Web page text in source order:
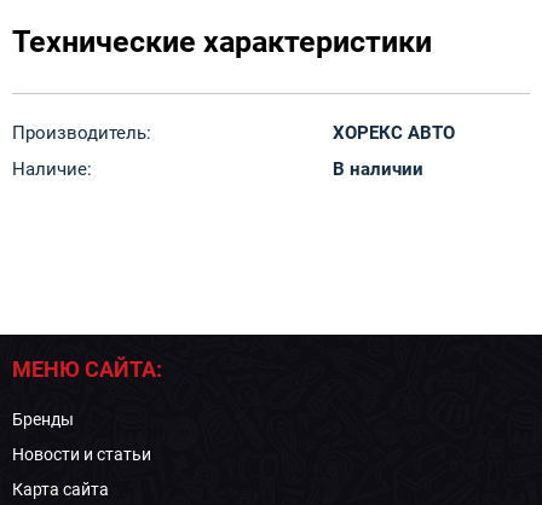
Технические характеристики
Производитель:
ХОРЕКС АВТО
Наличие:
В наличии
МЕНЮ САЙТА:
Бренды
Новости и статьи
Карта сайта